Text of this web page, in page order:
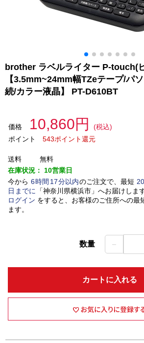
brother ラベルライター P-touch(
【3.5mm~24mm幅TZeテープ/パ
続/カラー液晶】 PT-D610BT
価格 10,860円
(税込)
ポイント
543ポイント還元
送料
無料
在庫状況： 10営業日
今から 6時間 17分以内のご注文で、最短
日 までに 「神奈川県横浜市」 へお届けします
ログイン をすると、お客様のご住所への最
ます。
数量 －
カートに入れる